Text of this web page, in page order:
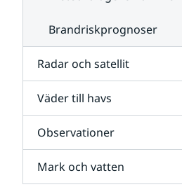
Brandriskprognoser
Radar och satellit
Väder till havs
Observationer
Mark och vatten